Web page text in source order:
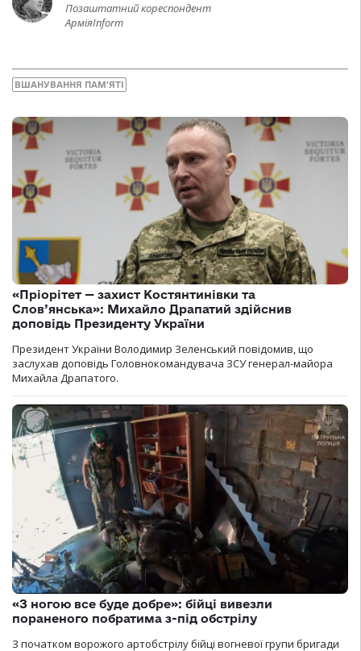
Позаштатний кореспондент
АрміяInform
ВШАНУВАННЯ ПАМ'ЯТІ
«Пріорітет — захист Костянтинівки та
Слов’янська»: Михайло Драпатий здійснив
доповідь Президенту України
Президент України Володимир Зеленський повідомив, що
заслухав доповідь Головнокомандувача ЗСУ генерал-майора
Михайла Драпатого.
«З ногою все буде добре»: бійці вивезли
пораненого побратима з-під обстрілу
З початком ворожого артобстрілу бійці вогневої групи бригади